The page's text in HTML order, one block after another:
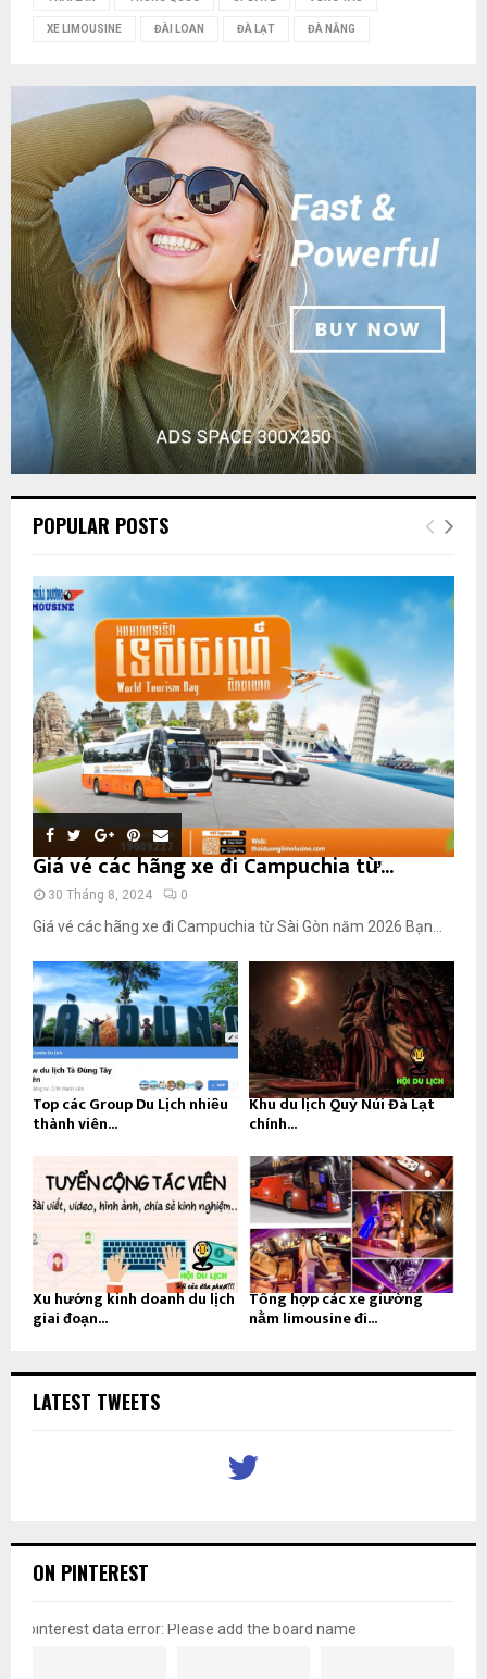
XE LIMOUSINE ĐÀI LOAN ĐÀ LẠT ĐÀ NẴNG
POPULAR POSTS
Giá vé các hãng xe đi Campuchia từ...
30 Tháng 8, 2024 0
Giá vé các hãng xe đi Campuchia từ Sài Gòn năm 2026 Bạn...
Top các Group Du Lịch nhiều
thành viên...
Khu du lịch Quỷ Núi Đà Lạt
chính...
Xu hướng kinh doanh du lịch
giai đoạn...
Tổng hợp các xe giường
nằm limousine đi...
LATEST TWEETS
ON PINTEREST
pinterest data error: Please add the board name